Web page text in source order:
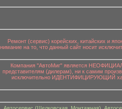
Ремонт (сервис) корейских, китайских и
на то, что данный сайт носит
Компания "АвтоМиг" является
представителям (дилерам), ни к самим
исключительно ИДЕНТИФИЦИРУЮЩИЙ